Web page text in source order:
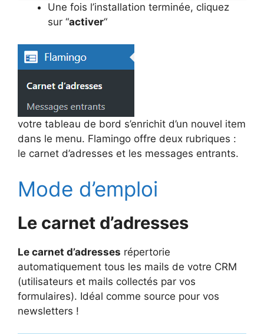
Une fois l’installation terminée, cliquez
sur “activer“
votre tableau de bord s’enrichit d’un nouvel item
dans le menu. Flamingo offre deux rubriques :
le carnet d’adresses et les messages entrants.
Mode d’emploi
Le carnet d’adresses
Le carnet d’adresses répertorie
automatiquement tous les mails de votre CRM
(utilisateurs et mails collectés par vos
formulaires). Idéal comme source pour vos
newsletters !